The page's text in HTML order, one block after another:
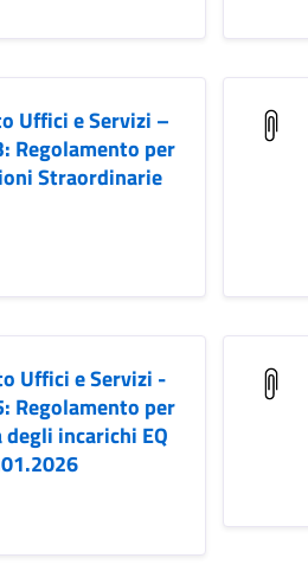
Uffici e Servizi –
Regolamento per
Straordinarie
Uffici e Servizi -
Regolamento per
incarichi EQ